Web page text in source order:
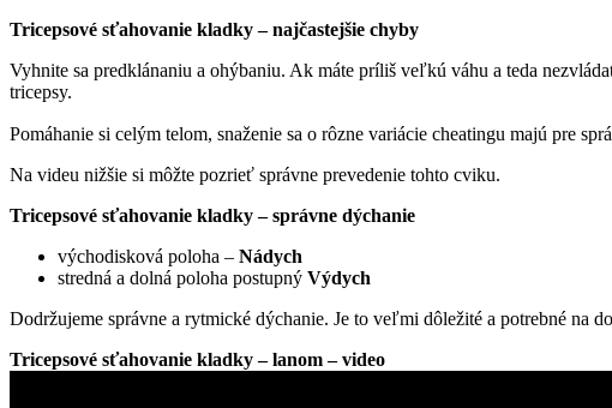
Tricepsové sťahovanie kladky – najčastejšie chyby
Vyhnite sa predklánaniu a ohýbaniu. Ak máte príliš veľkú váhu a teda
tricepsy.
Pomáhanie si celým telom, snaženie sa o rôzne variácie cheatingu majú pre
Na videu nižšie si môžte pozrieť správne prevedenie tohto cviku.
Tricepsové sťahovanie kladky – správne dýchanie
východisková poloha – Nádych
stredná a dolná poloha postupný Výdych
Dodržujeme správne a rytmické dýchanie. Je to veľmi dôležité a potrebné na
Tricepsové sťahovanie kladky – lanom – video